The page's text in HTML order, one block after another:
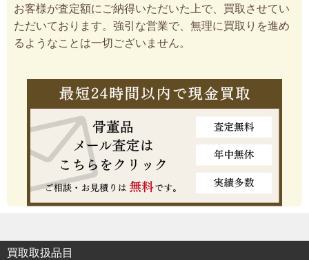
お客様が査定額にご納得いただいた上で、買取させてい
ただいております。強引な営業で、無理に買取りを進め
るようなことは一切ございません。
買取取扱品目